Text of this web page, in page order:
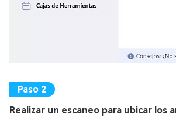
Realizar un escaneo para ubicar los